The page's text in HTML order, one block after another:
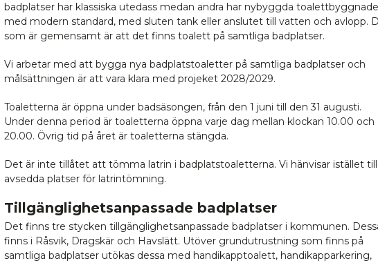
badplatser har klassiska utedass medan andra har nybyggda
med modern standard, med sluten tank eller anslutet till vatten och avlopp.
som är gemensamt är att det finns toalett på samtliga badplatser.
Vi arbetar med att bygga nya badplatstoaletter på samtliga badplatser och
målsättningen är att vara klara med projeket 2028/2029.
Toaletterna är öppna under badsäsongen, från den 1 juni till den 31 augusti.
Under denna period är toaletterna öppna varje dag mellan klockan 10.00 och
20.00. Övrig tid på året är toaletterna stängda.
Det är inte tillåtet att tömma latrin i badplatstoaletterna. Vi hänvisar istället till
avsedda platser för latrintömning.
Tillgänglighetsanpassade badplatser
Det finns tre stycken tillgänglighetsanpassade badplatser i kommunen.
finns i Råsvik, Dragskär och Havslätt. Utöver grundutrustning som finns på
samtliga badplatser utökas dessa med handikapptoalett, handikapparkering,